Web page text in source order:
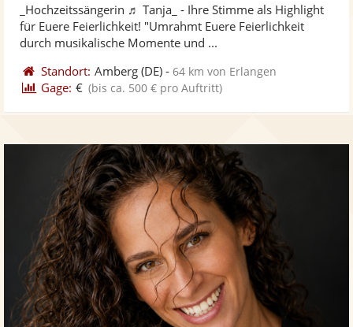
Fotos
5
_Hochzeitssängerin ♬ Tanja_ - Ihre Stimme als Highlight
für Euere Feierlichkeit! "Umrahmt Euere Feierlichkeit
durch musikalische Momente und ...
Standort: Amberg (DE) -64 km von Erlangen
Gage: € (bis ca. 500 € pro Auftritt)